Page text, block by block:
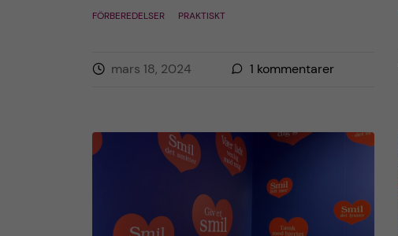
FÖRBEREDELSER PRAKTISKT
mars 18, 2024 1 kommentarer